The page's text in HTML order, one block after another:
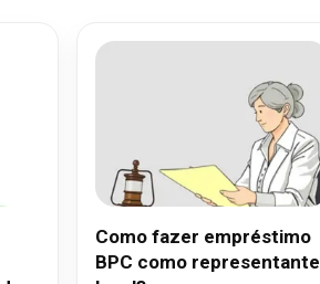
Como fazer empréstimo
BPC como representante